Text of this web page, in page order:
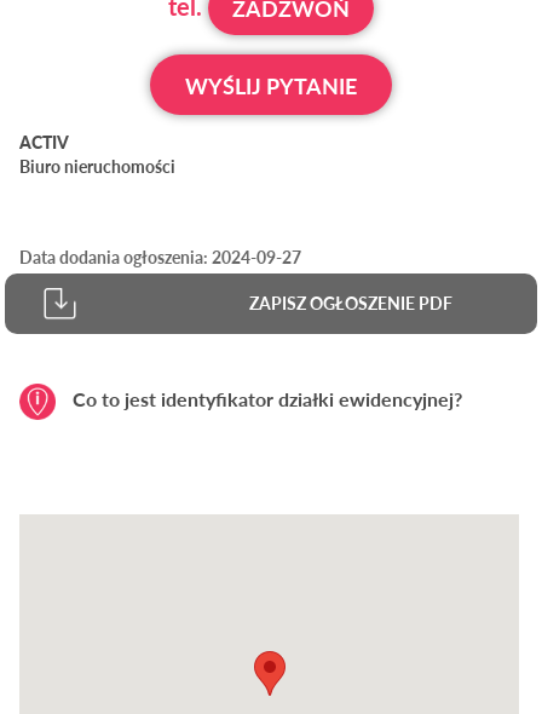
Co to jest identyfikator działki ewidencyjnej?
tel. ZADZWOŃ
WYŚLIJ PYTANIE
ACTIV
Biuro nieruchomości
Data dodania ogłoszenia: 2024-09-27
ZAPISZ OGŁOSZENIE PDF